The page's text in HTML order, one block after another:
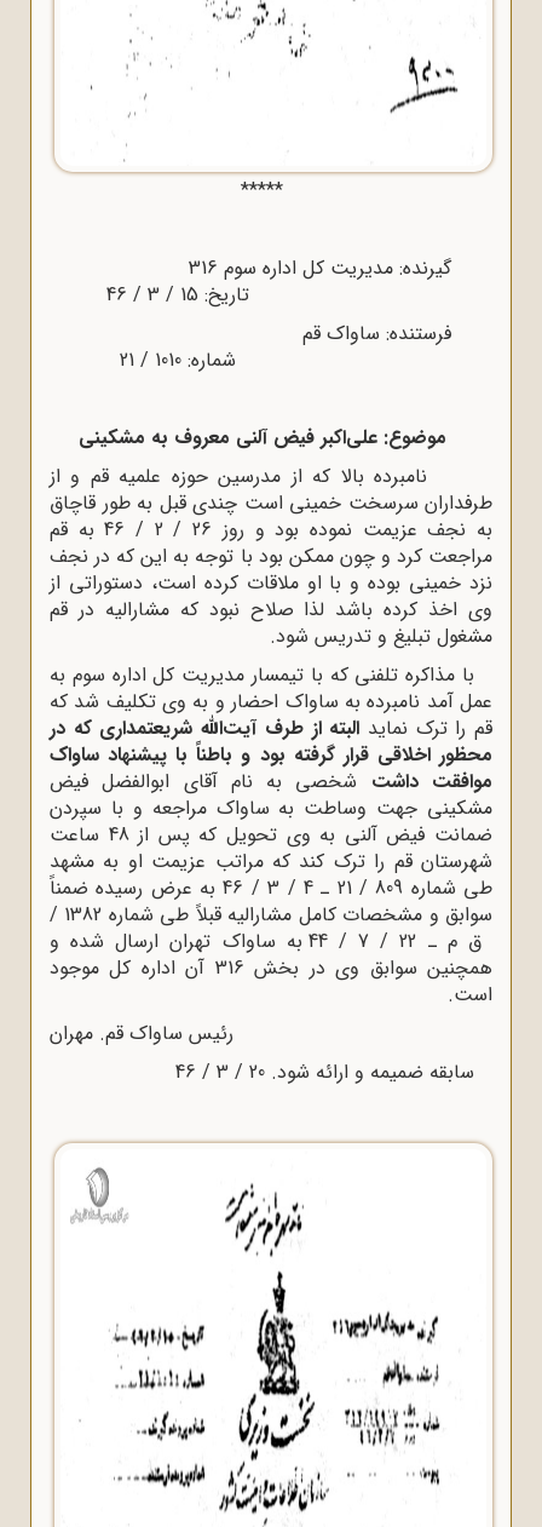
*****
تاریخ: 15 / 3 / 46
فرستنده: ساواک قم
شماره: 1010 / 21
موضوع: على‌اکبر فیض آلنى معروف به مشکینى
نامبرده بالا که از مدرسین حوزه علمیه قم و از
طرفداران سرسخت خمینى است چندى قبل به طور قاچاق
به نجف عزیمت نموده بود و روز 26 / 2 / 46 به قم
مراجعت کرد و چون ممکن بود با توجه به این که در نجف
نزد خمینى بوده و با او ملاقات کرده است، دستوراتى از
وى اخذ کرده باشد لذا صلاح نبود که مشارالیه در قم
مشغول تبلیغ و تدریس شود.
با مذاکره تلفنى که با تیمسار مدیریت کل اداره سوم به
عمل آمد نامبرده به ساواک احضار و به وى تکلیف شد که
قم را ترک نماید البته از طرف آیت‌اللّه‌ شریعتمدارى که در
محظور اخلاقى قرار گرفته بود و باطناً با پیشنهاد ساواک
موافقت داشت شخصى به نام آقاى ابوالفضل فیض
مشکینى جهت وساطت به ساواک مراجعه و با سپردن
ضمانت فیض آلنى به وى تحویل که پس از 48 ساعت
شهرستان قم را ترک کند که مراتب عزیمت او به مشهد
طى شماره 809 / 21 ـ 4 / 3 / 46 به عرض رسیده ضمناً
سوابق و مشخصات کامل مشارالیه قبلاً طى شماره 1382 /
ق م ـ 22 / 7 / 44 به ساواک تهران ارسال شده و
همچنین سوابق وى در بخش 316 آن اداره کل موجود
است.
رئیس ساواک قم. مهران
سابقه ضمیمه و ارائه شود. 20 / 3 / 46